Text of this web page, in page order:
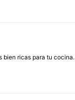
bien ricas para tu cocina.